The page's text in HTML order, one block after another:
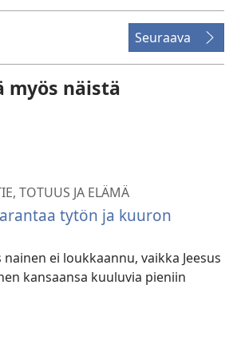
Seuraava
myös näistä
TOTUUS JA ELÄMÄ
tytön ja kuuron
nainen ei loukkaannu, vaikka Jeesus
kansaansa kuuluvia pieniin